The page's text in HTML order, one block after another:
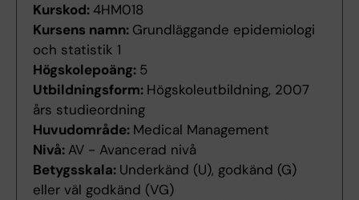
Kurskod:4HM018
Kursens namn: Grundläggande epidemiologi
och statistik 1
Högskolepoäng: 5
Utbildningsform: Högskoleutbildning, 2007
års studieordning
Huvudområde: Medical Management
Nivå: AV - Avancerad nivå
Betygsskala: Underkänd (U), godkänd (G)
eller väl godkänd (VG)